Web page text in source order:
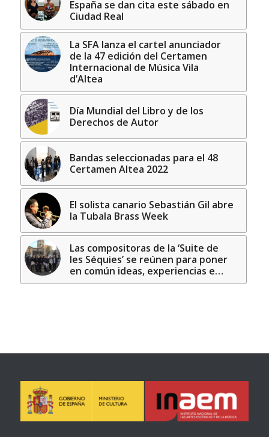
España se dan cita este sábado en
Ciudad Real
La SFA lanza el cartel anunciador
de la 47 edición del Certamen
Internacional de Música Vila
d’Altea
Día Mundial del Libro y de los
Derechos de Autor
Bandas seleccionadas para el 48
Certamen Altea 2022
El solista canario Sebastián Gil abre
la Tubala Brass Week
Las compositoras de la ‘Suite de
les Séquies’ se reúnen para poner
en común ideas, experiencias e…